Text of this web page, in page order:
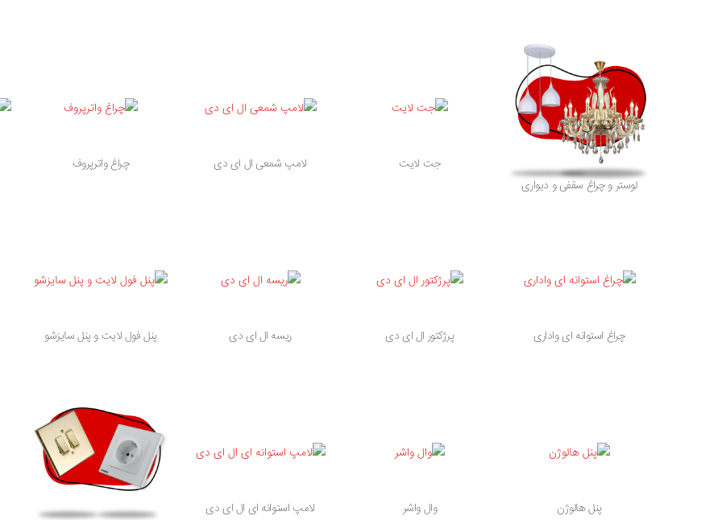
لوستر و چراغ سقفی و دیواری
جت لایت لامپ شمعی ال ای دی چراغ واترپروف
چراغ استوانه ای واداری پرژکتور ال ای دی ریسه ال ای دی پنل فول لایت و پنل سایزشو
پنل هالوژن وال واشر
لامپ استوانه ای ال ای دی